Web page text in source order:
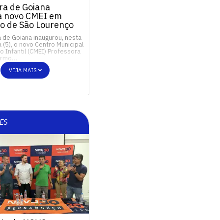
de Goiana
novo CMEI em
de São Lourenço
Goiana inaugurou, nesta
o novo Centro Municipal
Infantil (CMEI) Professora
VEJA MAIS